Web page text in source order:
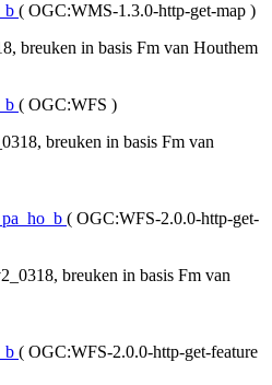
( OGC:WMS-1.3.0-http-get-map )
breuken in basis Fm van Houthem
( OGC:WFS )
breuken in basis Fm van
( OGC:WFS-2.0.0-http-get-
breuken in basis Fm van
( OGC:WFS-2.0.0-http-get-feature